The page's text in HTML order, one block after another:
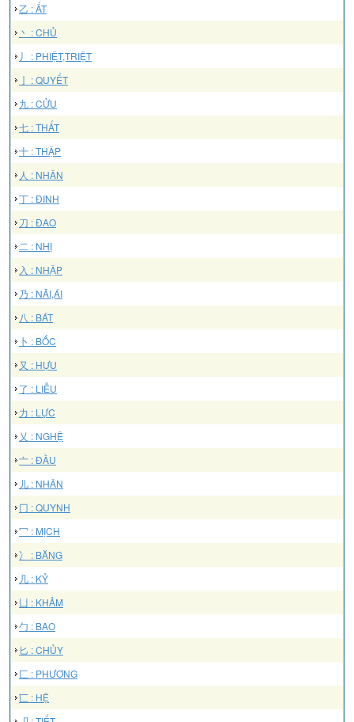
乙 : ẤT
丶 : CHỦ
丿 : PHIỆT,TRIỆT
亅 : QUYẾT
九 : CỬU
七 : THẤT
十 : THẬP
人 : NHÂN
丁 : ĐINH
刀 : ĐAO
二 : NHỊ
入 : NHẬP
乃 : NÃI,ÁI
八 : BÁT
卜 : BỐC
又 : HỰU
了 : LIỄU
力 : LỰC
乂 : NGHỆ
亠 : ĐẦU
儿 : NHÂN
冂 : QUYNH
冖 : MỊCH
冫 : BĂNG
几 : KỶ
凵 : KHẢM
勹 : BAO
匕 : CHỦY
匚 : PHƯƠNG
匸 : HỆ